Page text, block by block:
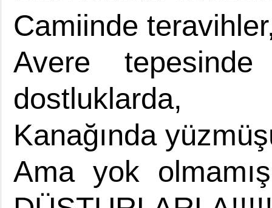
Camiinde
Avere
dostluklarda,
Kanağında
Ama yok